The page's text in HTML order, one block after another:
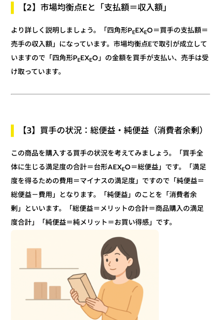
【2】市場均衡点Eと「支払額＝収入額」
より詳しく説明しましょう。「四角形PEEXEO＝買手の支払額＝
売手の収入額」になっています。市場均衡点Eで取引が成立して
いますので「四角形PEEXEO」の金額を買手が支払い、売手は受
け取っています。
【3】買手の状況：総便益・純便益（消費者余剰）
この商品を購入する買手の状況を考えてみましょう。「買手全
体に生じる満足度の合計＝台形AEXEO＝総便益」です。「満足
度を得るための費用＝マイナスの満足度」ですので「純便益＝
総便益－費用」となります。「純便益」のことを「消費者余
剰」といいます。「総便益＝メリットの合計＝商品購入の満足
度合計」「純便益＝純メリット＝お買い得感」です。